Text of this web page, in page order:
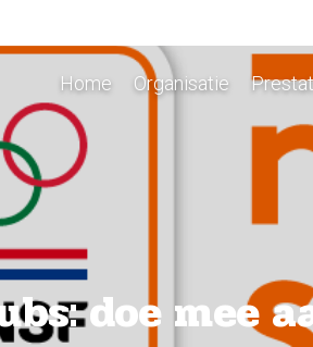
Home Organisatie
doe mee